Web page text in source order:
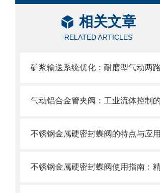
相关文章
RELATED ARTICLES
不锈钢金属硬密封蝶阀的特点与应用